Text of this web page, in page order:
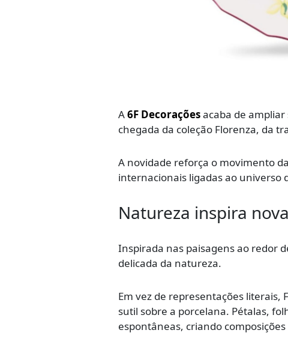
A6F Decoraçõesacaba de
chegada da coleção Florenza, da
A novidade reforça o movimento
internacionais ligadas ao universo
Natureza inspira
Inspirada nas paisagens ao redor
delicada da natureza.
Em vez de representações
sutil sobre a porcelana. Pétalas,
espontâneas, criando